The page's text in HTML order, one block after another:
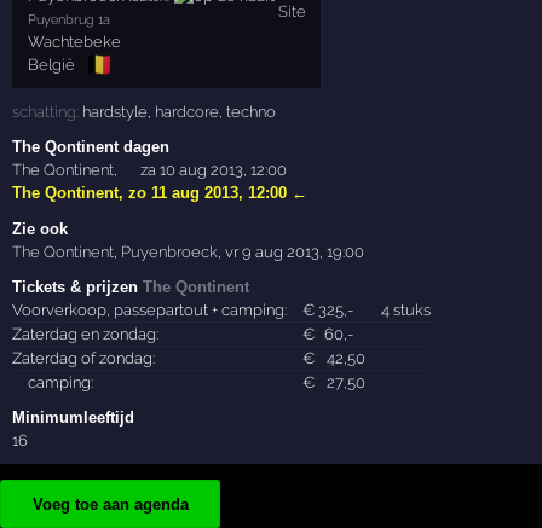
Puyenbrug 1a
Wachtebeke
België
🇧🇪
schatting: hardstyle, hardcore,techno
The Qontinent dagen
The Qontinent,
za 10 aug 2013, 12:00
The Qontinent,zo 11 aug 2013, 12:00 ←
Zie ook
The Qontinent Puyenbroeck ,vr 9 aug 2013, 19:00
Tickets & prijzenThe Qontinent
Voorverkoop, passepartout + camping:
€ 325 ,-
4 stuks
Zaterdag en zondag:
€ 60 ,-
Zaterdag of zondag:
€ 42 ,50
camping:
€ 27 ,50
Minimumleeftijd
16
Voeg toe aan agenda